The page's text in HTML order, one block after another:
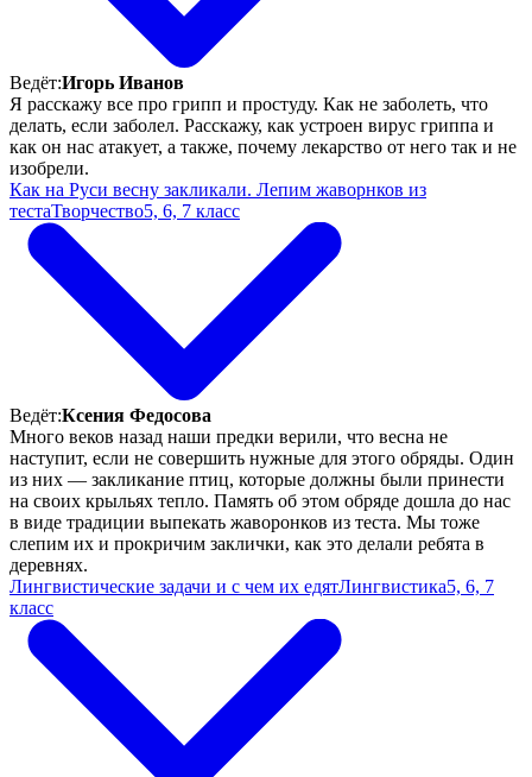
Ведёт:Игорь Иванов
Я расскажу все про грипп и простуду. Как не заболеть, что
делать, если заболел. Расскажу, как устроен вирус гриппа и
как он нас атакует, а также, почему лекарство от него так и не
изобрели.
Как на Руси весну закликали. Лепим жаворнков из
тестаТворчество5, 6, 7 класс
Ведёт:Ксения Федосова
Много веков назад наши предки верили, что весна не
наступит, если не совершить нужные для этого обряды. Один
из них — закликание птиц, которые должны были принести
на своих крыльях тепло. Память об этом обряде дошла до нас
в виде традиции выпекать жаворонков из теста. Мы тоже
слепим их и прокричим заклички, как это делали ребята в
деревнях.
Лингвистические задачи и с чем их едятЛингвистика5, 6, 7
класс